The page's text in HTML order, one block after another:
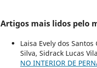
Artigos mais lidos pelo
Laisa Evely dos
Silva, Sidrack Lucas
NO INTERIOR DE